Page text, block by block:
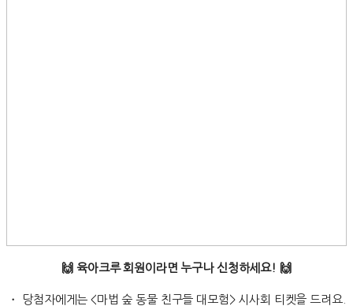
🙌 육아크루 회원이라면 누구나 신청하세요! 🙌
・ 당첨자에게는 <마법 숲 동물 친구들 대모험> 시사회 티켓을 드려요.